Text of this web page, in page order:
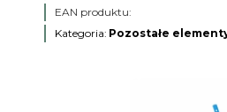
EAN produktu:
Kategoria: Pozostałe